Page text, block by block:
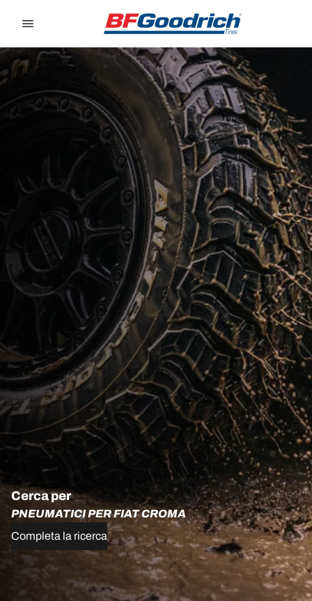
Cerca per
PNEUMATICI PER FIAT CROMA
Completa la ricerca